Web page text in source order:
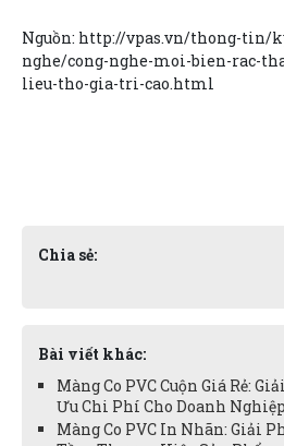
Nguồn: http://vpas.vn/thong-tin/
nghe/cong-nghe-moi-bien-rac-
lieu-tho-gia-tri-cao.html
Chia sẻ:
Bài viết khác:
Màng Co PVC Cuộn Giá Rẻ:
Ưu Chi Phí Cho Doanh
Màng Co PVC In Nhãn: Giải